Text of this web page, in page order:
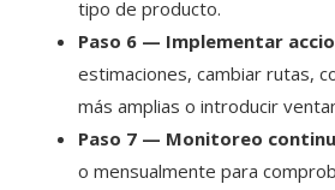
tipo de producto.
Paso 6 — Implementar
estimaciones, cambiar rutas,
más amplias o introducir
Paso 7 — Monitoreo
o mensualmente para